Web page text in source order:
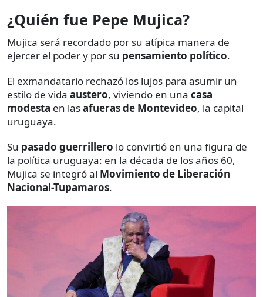
¿Quién fue Pepe Mujica?
Mujica será recordado por su atípica manera de
ejercer el poder y por su pensamiento político.
El exmandatario rechazó los lujos para asumir un
estilo de vida austero, viviendo en una casa
modesta en lasafueras de Montevideo, la capital
uruguaya.
Su pasado guerrillero lo convirtió en una figura de
la política uruguaya: en la década de los años 60,
Mujica se integró al Movimiento de Liberación
Nacional-Tupamaros.